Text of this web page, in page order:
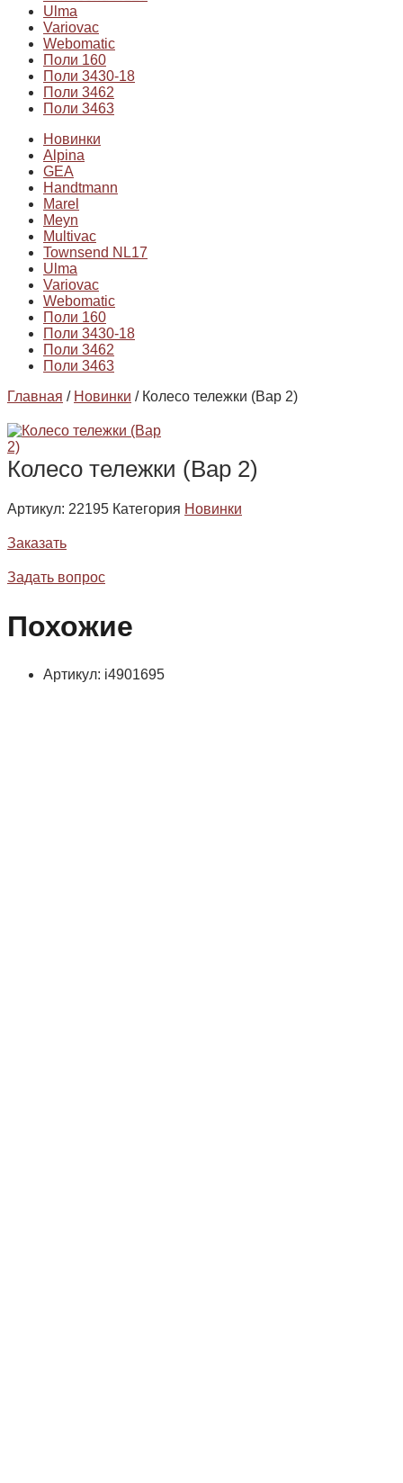
Ulma
Variovac
Webomatic
Поли 160
Поли 3430-18
Поли 3462
Поли 3463
Новинки
Alpina
GEA
Handtmann
Marel
Meyn
Multivac
Townsend NL17
Ulma
Variovac
Webomatic
Поли 160
Поли 3430-18
Поли 3462
Поли 3463
Главная / Новинки / Колесо тележки (Вар 2)
Колесо тележки (Вар 2)
Артикул: 22195 Категория Новинки
Заказать
Задать вопрос
Похожие
Артикул: i4901695